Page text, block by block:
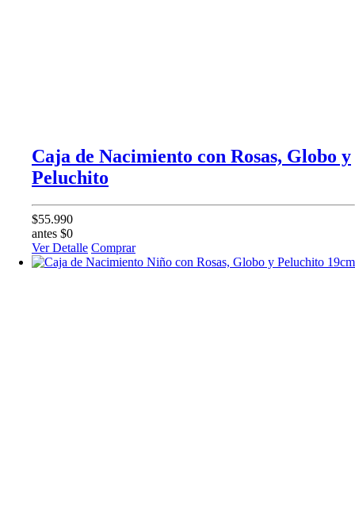
Caja de Nacimiento con Rosas, Globo y
Peluchito
$55.990
antes $0
Ver Detalle Comprar